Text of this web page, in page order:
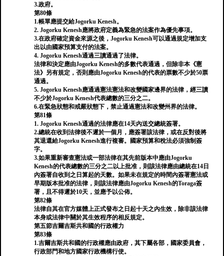
3.政府。
第80條
1.帳單應提交給Jogorku Kenesh。
2. Jogorku Kenesh應將政府定義為緊急的法案作為優先事項。
3.在政府確定資金來源之後，Jogorku Kenesh可以通過規定增加支
出以由國家預算支付的法案。
4. Jogorku Kenesh通過三讀通過了法律。
法律和決定應由Jogorku Kenesh的多數代表通過，但除非本《憲
法》另有規定，否則應由Jogorku Kenesh的代表的票數不少於50票
通過。
5. Jogorku Kenesh應通過憲法憲法和改變國家邊界的法律，經三讀
不少於Jogorku Kenesh代表總數的三分之二。
6.在緊急狀態和戒嚴狀態下，禁止通過憲法和改變州界的法律。
第81條
1. Jogorku Kenesh通過的法律應在14天內送交總統簽署。
2.總統在收到法律後不遲於一個月，應簽署該法律，或在反對後將
其退還給Jogorku Kenesh進行複審。國家預算和稅法必須強制簽
字。
3.如果重新審查憲法或一部法律在其先前版本中應由Jogorku
Kenesh的代表總數的三分之二以上批准，則該法律應由總統在14日
內簽署自收到之日算起的天數。如果未在規定的時間內簽署憲法或
早期版本批准的法律，則該法律應由Jogorku Kenesh的Toraga簽
署，且不得遲於10天，並應予以公佈。
第82條
法律自其在官方媒體上正式發布之日起十天之內生效，除非該法律
本身或法律中關於其生效程序的相反規定。
第五節吉爾吉斯共和國的行政權力
第83條
1.吉爾吉斯共和國的行政權應由政府，其下屬各部，國家委員會，
行政部門和地方國家行政機構行使。